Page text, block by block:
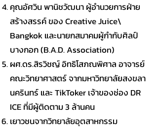
คุณอัศวิน พานิชวัฒนา ผู้อำนวยการฝ่าย
สร้างสรรค์ ของ Creative Juice\
Bangkok และนายกสมาคมผู้กำกับศิลป์
บางกอก (B.A.D. Association)
ผศ.ดร.สิรวิชญ์ อิทธิโสภณพิศาล อาจารย์
คณะวิทยาศาสตร์ จากมหาวิทยาลัยสงขลา
นครินทร์ และ TikToker เจ้าของช่อง DR
ICE ที่มีผู้ติดตาม 3 ล้านคน
เยาวชนจากวิทยาลัยอุตสาหกรรม